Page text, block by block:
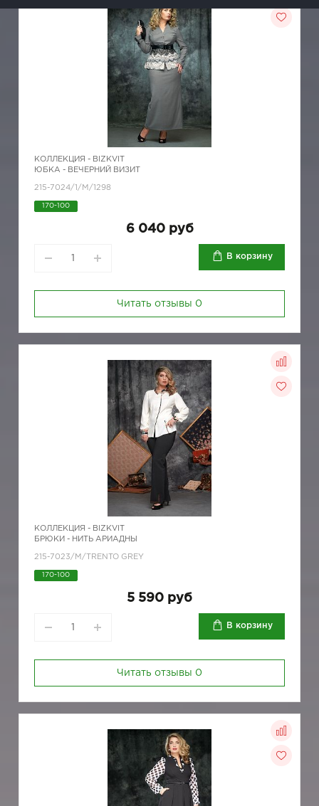
КОЛЛЕКЦИЯ - BIZKVIT
ЮБКА - ВЕЧЕРНИЙ ВИЗИТ
215-7024/1/M/1298
170-100
6 040 руб
В корзину
Читать отзывы 0
КОЛЛЕКЦИЯ - BIZKVIT
БРЮКИ - НИТЬ АРИАДНЫ
215-7023/M/TRENTO GREY
170-100
5 590 руб
В корзину
Читать отзывы 0